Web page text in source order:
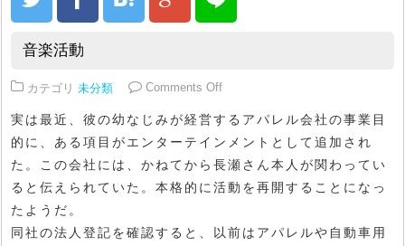
音楽活動
カテゴリ 未分類 Comments Offon 音楽活動
実は最近、彼の幼なじみが経営するアパレル会社の事業目
的に、ある項目がエンターテインメントとして追加され
た。この会社には、かねてから長瀬さん本人が関わってい
ると伝えられていた。本格的に活動を再開することになっ
たようだ。
同社の法人登記を確認すると、以前はアパレルや自動車用